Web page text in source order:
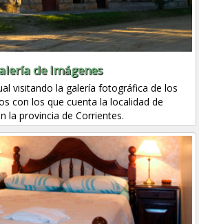
de Imágenes
visitando la galería fotográfica de los
con los que cuenta la localidad de
la provincia de Corrientes.